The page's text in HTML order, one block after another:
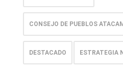
CONSEJO DE PUEBLOS
DESTACADO ESTRATEGIA